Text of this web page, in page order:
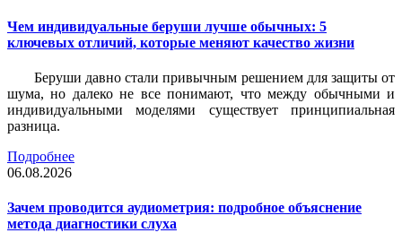
Чем индивидуальные беруши лучше обычных: 5
ключевых отличий, которые меняют качество жизни
Беруши давно стали привычным решением для защиты от
шума, но далеко не все понимают, что между обычными и
индивидуальными моделями существует принципиальная
разница.
Подробнее
06.08.2026
Зачем проводится аудиометрия: подробное объяснение
метода диагностики слуха